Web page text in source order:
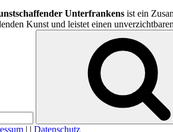
Unterfrankens ist ein
Kunst und leistet einen
| | Datenschutz